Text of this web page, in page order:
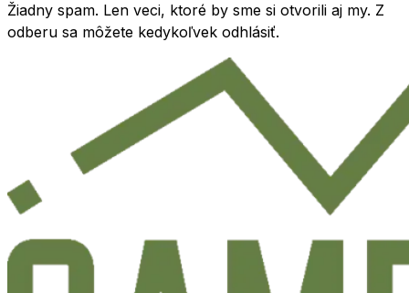
Žiadny spam. Len veci, ktoré by sme si otvorili aj my. Z
odberu sa môžete kedykoľvek odhlásiť.